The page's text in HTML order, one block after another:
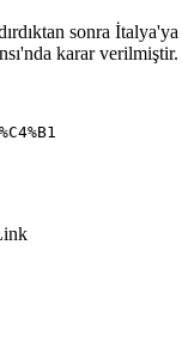
sonra
karar verilmiştir.